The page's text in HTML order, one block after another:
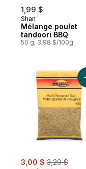
1,99 $
Shan
Mélange poulet
tandoori BBQ
50 g, 3,98 $/100g
sale:
3,00 $ , formerly:
3,29 $